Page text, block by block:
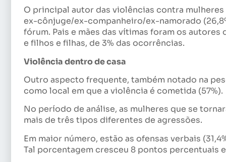
O principal autor das violências contra
ex-cônjuge/ex-companheiro/ex-namorado
fórum. Pais e mães das vítimas foram os autores
e filhos e filhas, de 3% das ocorrências.
Violência dentro de casa
Outro aspecto frequente, também notado na
como local em que a violência é cometida (57%).
No período de análise, as mulheres que se
mais de três tipos diferentes de agressões.
Em maior número, estão as ofensas verbais
Tal porcentagem cresceu 8 pontos percentuais